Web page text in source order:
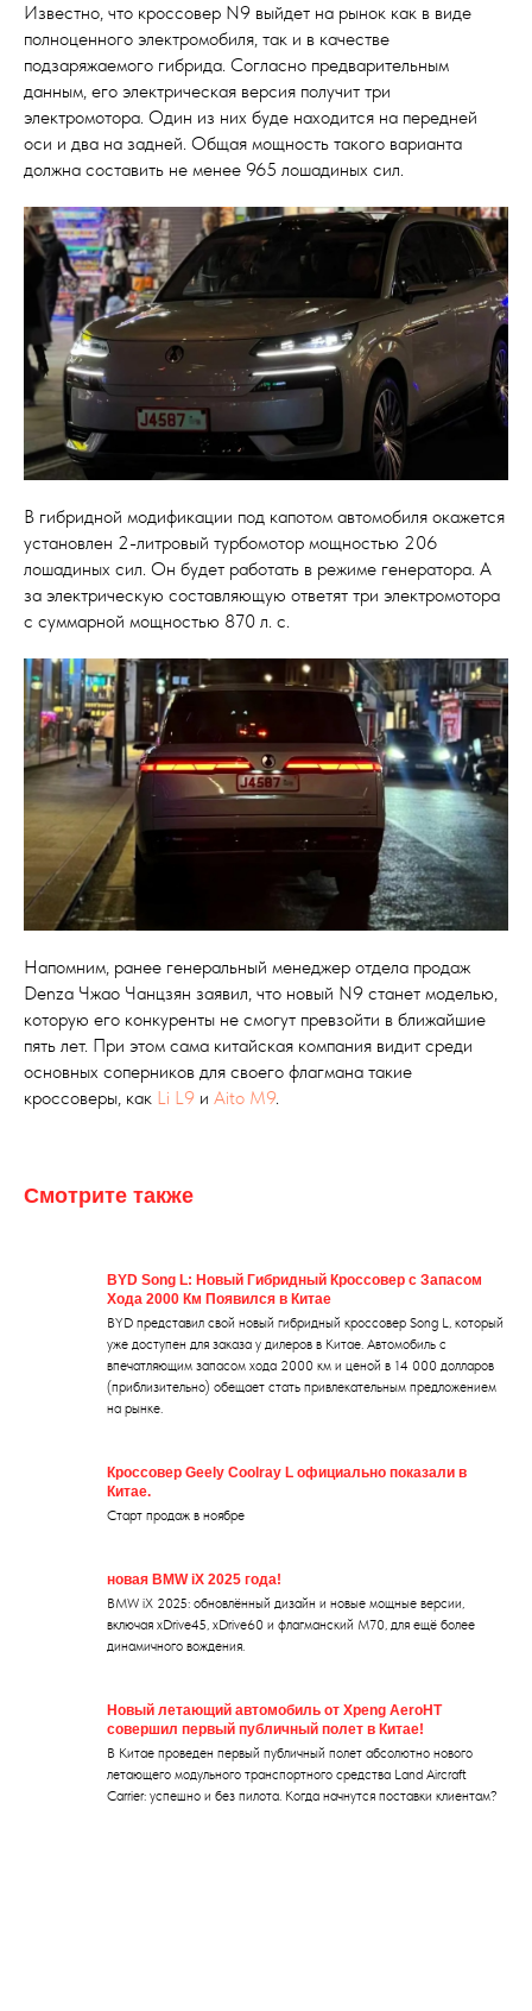
Известно, что кроссовер N9 выйдет на рынок как в виде
полноценного электромобиля, так и в качестве
подзаряжаемого гибрида. Согласно предварительным
данным, его электрическая версия получит три
электромотора. Один из них буде находится на передней
оси и два на задней. Общая мощность такого варианта
должна составить не менее 965 лошадиных сил.
В гибридной модификации под капотом автомобиля окажется
установлен 2-литровый турбомотор мощностью 206
лошадиных сил. Он будет работать в режиме генератора. А
за электрическую составляющую ответят три электромотора
с суммарной мощностью 870 л. с.
Напомним, ранее генеральный менеджер отдела продаж
Denza Чжао Чанцзян заявил, что новый N9 станет моделью,
которую его конкуренты не смогут превзойти в ближайшие
пять лет. При этом сама китайская компания видит среди
основных соперников для своего флагмана такие
кроссоверы, как Li L9 и Aito M9.
Смотрите также
BYD Song L: Новый Гибридный Кроссовер с Запасом
Хода 2000 Км Появился в Китае
BYD представил свой новый гибридный кроссовер Song L, который
уже доступен для заказа у дилеров в Китае. Автомобиль с
впечатляющим запасом хода 2000 км и ценой в 14 000 долларов
(приблизительно) обещает стать привлекательным предложением
на рынке.
Кроссовер Geely Coolray L официально показали в
Китае.
Старт продаж в ноябре
новая BMW iX 2025 года!
BMW iX 2025: обновлённый дизайн и новые мощные версии,
включая xDrive45, xDrive60 и флагманский M70, для ещё более
динамичного вождения.
Новый летающий автомобиль от Xpeng AeroHT
совершил первый публичный полет в Китае!
В Китае проведен первый публичный полет абсолютно нового
летающего модульного транспортного средства Land Aircraft
Carrier: успешно и без пилота. Когда начнутся поставки клиентам?